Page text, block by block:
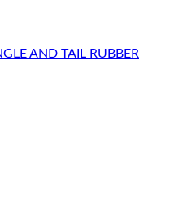
AND TAIL RUBBER